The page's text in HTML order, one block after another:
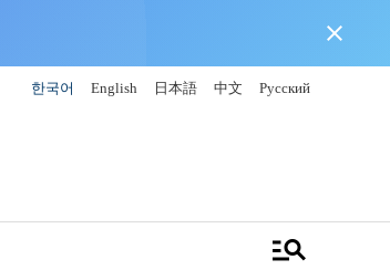
close
한국어 English 日本語 中文 Русский
manage_search